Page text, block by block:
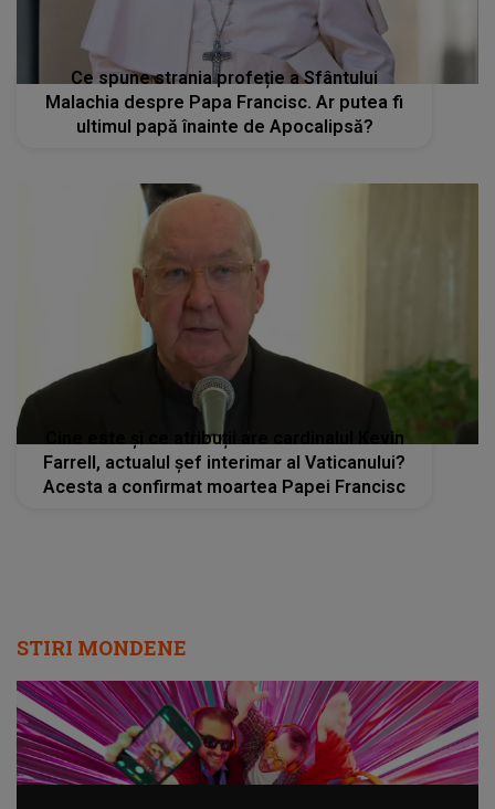
Ce spune strania profeție a Sfântului
Malachia despre Papa Francisc. Ar putea fi
ultimul papă înainte de Apocalipsă?
Cine este și ce atribuții are cardinalul Kevin
Farrell, actualul şef interimar al Vaticanului?
Acesta a confirmat moartea Papei Francisc
STIRI MONDENE